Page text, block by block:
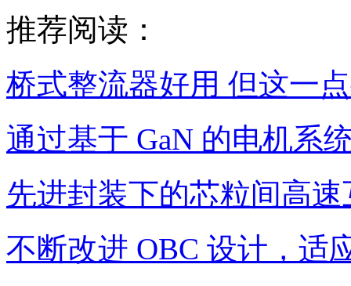
推荐阅读：
桥式整流器好用 但这一
通过基于 GaN 的电机系
先进封装下的芯粒间高
不断改进 OBC 设计，适